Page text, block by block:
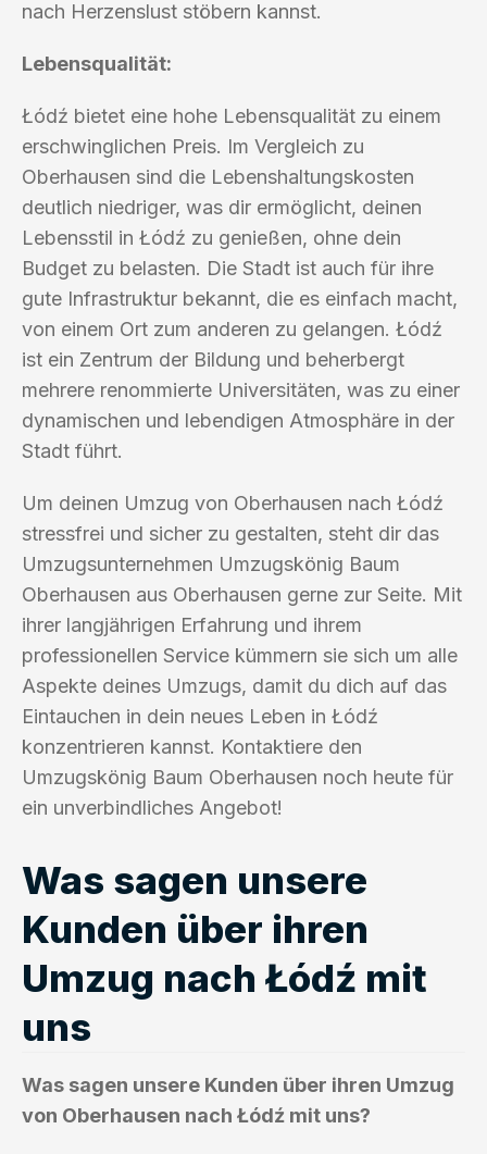
nach Herzenslust stöbern kannst.
Lebensqualität:
Łódź bietet eine hohe Lebensqualität zu einem
erschwinglichen Preis. Im Vergleich zu
Oberhausen sind die Lebenshaltungskosten
deutlich niedriger, was dir ermöglicht, deinen
Lebensstil in Łódź zu genießen, ohne dein
Budget zu belasten. Die Stadt ist auch für ihre
gute Infrastruktur bekannt, die es einfach macht,
von einem Ort zum anderen zu gelangen. Łódź
ist ein Zentrum der Bildung und beherbergt
mehrere renommierte Universitäten, was zu einer
dynamischen und lebendigen Atmosphäre in der
Stadt führt.
Um deinen Umzug von Oberhausen nach Łódź
stressfrei und sicher zu gestalten, steht dir das
Umzugsunternehmen Umzugskönig Baum
Oberhausen aus Oberhausen gerne zur Seite. Mit
ihrer langjährigen Erfahrung und ihrem
professionellen Service kümmern sie sich um alle
Aspekte deines Umzugs, damit du dich auf das
Eintauchen in dein neues Leben in Łódź
konzentrieren kannst. Kontaktiere den
Umzugskönig Baum Oberhausen noch heute für
ein unverbindliches Angebot!
Was sagen unsere
Kunden über ihren
Umzug nach Łódź mit
uns
Was sagen unsere Kunden über ihren Umzug
von Oberhausen nach Łódź mit uns?